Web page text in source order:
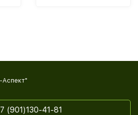
(901)130-41-81